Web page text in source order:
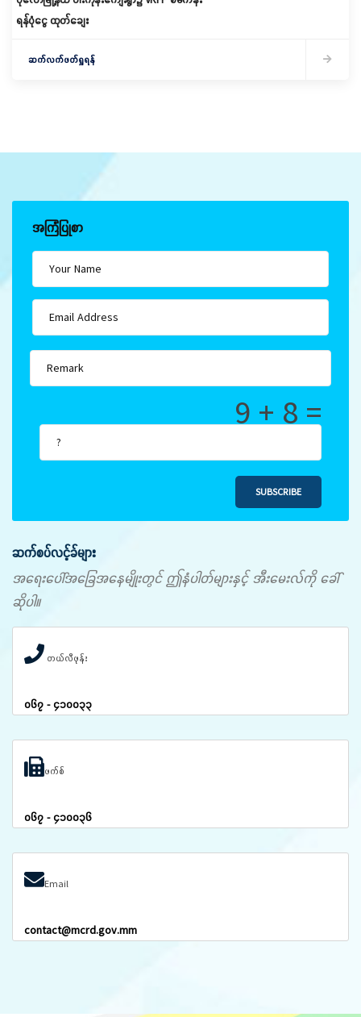
ရန်ပုံငွေ ထုတ်ချေး
ဆက်လက်ဖတ်ရှုရန်
အကြံပြုစာ
9 + 8 =
SUBSCRIBE
ဆက်စပ်လင့်ခ်များ
အရေးပေါ်အခြေအနေမျိုးတွင် ဤနံပါတ်များနှင့် အီးမေးလ်ကို ခေါ်
ဆိုပါ။
တယ်လီဖုန်း
၀၆၇ - ၄၁၀၀၃၃
ဖက်စ်
၀၆၇ - ၄၁၀၀၃၆
Email
contact@mcrd.gov.mm